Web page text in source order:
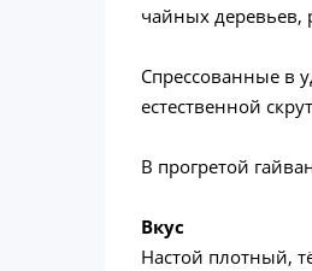
чайных деревьев,
Спрессованные в
естественной
В прогретой
Вкус
Настой плотный,